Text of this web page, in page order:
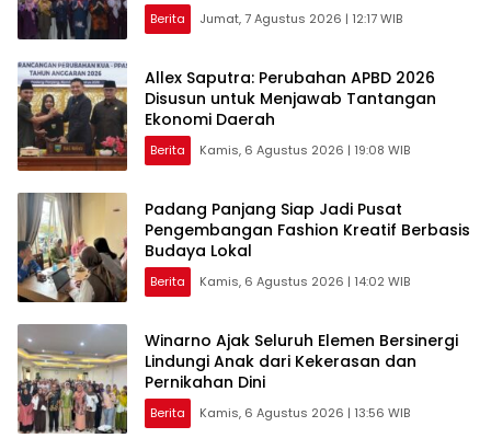
Berita Jumat, 7 Agustus 2026 | 12:17 WIB
Allex Saputra: Perubahan APBD 2026
Disusun untuk Menjawab Tantangan
Ekonomi Daerah
Berita Kamis, 6 Agustus 2026 | 19:08 WIB
Padang Panjang Siap Jadi Pusat
Pengembangan Fashion Kreatif Berbasis
Budaya Lokal
Berita Kamis, 6 Agustus 2026 | 14:02 WIB
Winarno Ajak Seluruh Elemen Bersinergi
Lindungi Anak dari Kekerasan dan
Pernikahan Dini
Berita Kamis, 6 Agustus 2026 | 13:56 WIB